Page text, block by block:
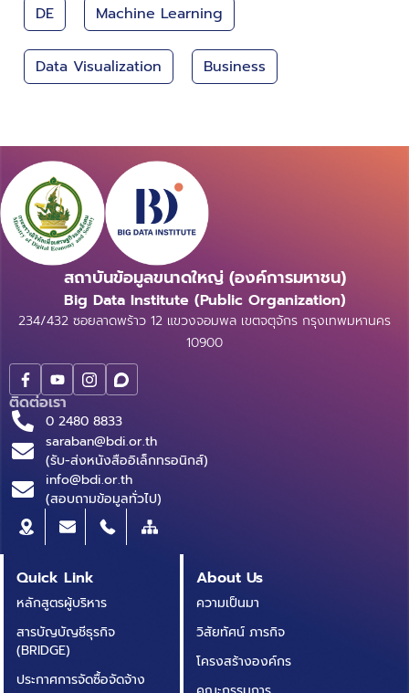
DE Machine Learning
Data Visualization Business
สถาบันข้อมูลขนาดใหญ่ (องค์การมหาชน)
Big Data Institute (Public Organization)
234/432 ซอยลาดพร้าว 12 แขวงจอมพล เขตจตุจักร กรุงเทพมหานคร
10900
ติดต่อเรา
0 2480 8833
saraban@bdi.or.th
(รับ-ส่งหนังสืออิเล็กทรอนิกส์)
info@bdi.or.th
(สอบถามข้อมูลทั่วไป)
Quick Link
หลักสูตรผู้บริหาร
สารบัญบัญชีธุรกิจ
(BRIDGE)
ประกาศการจัดซื้อจัดจ้าง
About Us
ความเป็นมา
วิสัยทัศน์ ภารกิจ
โครงสร้างองค์กร